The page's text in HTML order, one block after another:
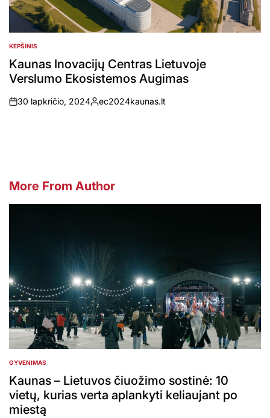
POSTED
IN
KEPŠINIS
Kaunas Inovacijų Centras Lietuvoje
Verslumo Ekosistemos Augimas
on
30 lapkričio, 2024
Posted
ec2024kaunas.lt
More From Author
POSTED
IN
GYVENIMAS
Kaunas – Lietuvos čiuožimo sostinė: 10
vietų, kurias verta aplankyti keliaujant po
miestą